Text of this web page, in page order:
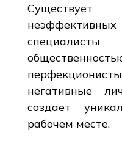
негативные
создает
рабочем месте.